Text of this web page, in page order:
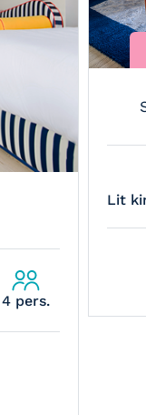
4 pers.
Lit